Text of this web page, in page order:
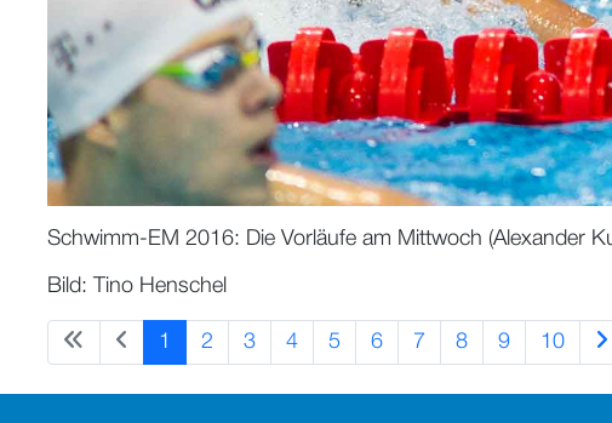
Schwimm-EM 2016: Die Vorläufe am Mittwoch (Alexander
Bild: Tino Henschel
1 2 3 4 5 6 7 8 9 10